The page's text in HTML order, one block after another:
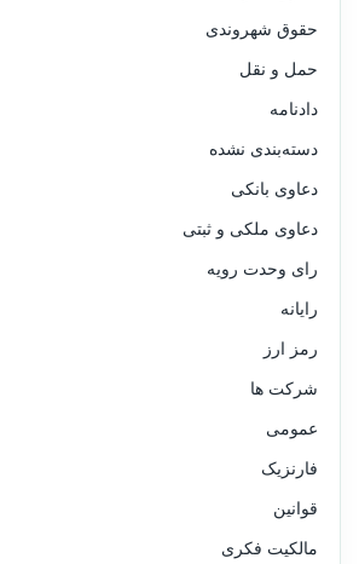
حقوق شهروندی
حمل و نقل
دادنامه
دسته‌بندی نشده
دعاوی بانکی
دعاوی ملکی و ثبتی
رای وحدت رویه
رایانه
رمز ارز
شرکت ها
عمومی
فارنزیک
قوانین
مالکیت فکری